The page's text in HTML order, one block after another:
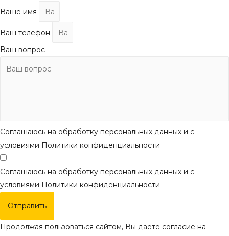
Ваше имя
Ваш телефон
Ваш вопрос
Соглашаюсь на обработку персональных данных и с
условиями Политики конфиденциальности
Соглашаюсь на обработку персональных данных и с
условиями Политики конфиденциальности
Отправить
Продолжая пользоваться сайтом, Вы даёте согласие на